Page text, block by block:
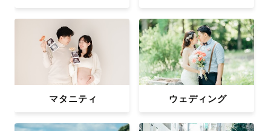
マタニティ ウェディング